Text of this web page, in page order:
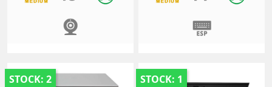
STOCK: 2 STOCK: 1